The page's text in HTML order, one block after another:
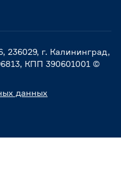
, 236029, г. Калининград,
КПП 390601001 ©
данных